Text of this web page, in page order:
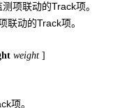
项联动的Track项。
联动的Track项。
weight ]
项。